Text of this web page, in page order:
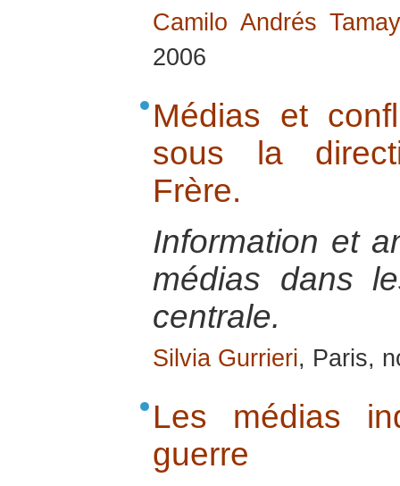
Camilo Andrés
2006
Médias et
sous la
Frère.
Information et
médias dans
centrale.
Silvia Gurrieri, Paris,
Les médias
guerre